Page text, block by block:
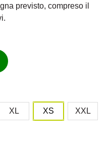
previsto, compreso il
XL XS XXL